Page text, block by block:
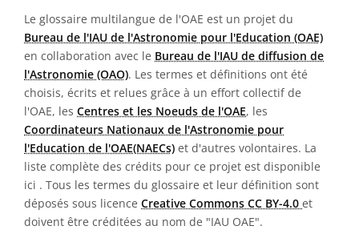
Le glossaire multilangue de l'OAE est un projet du
Bureau de l'IAU de l'Astronomie pour l'Education (OAE)
en collaboration avec le Bureau de l'IAU de diffusion de
l'Astronomie (OAO). Les termes et définitions ont été
choisis, écrits et relues grâce à un effort collectif de
l'OAE, les Centres et les Noeuds de l'OAE, les
Coordinateurs Nationaux de l'Astronomie pour
l'Education de l'OAE(NAECs) et d'autres volontaires. La
liste complète des crédits pour ce projet est disponible
ici . Tous les termes du glossaire et leur définition sont
déposés sous licence Creative Commons CC BY-4.0 et
doivent être créditées au nom de "IAU OAE".